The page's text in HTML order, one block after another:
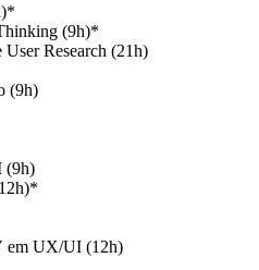
(9h)*
Research (21h)
(9h)
(9h)
em UX/UI (12h)